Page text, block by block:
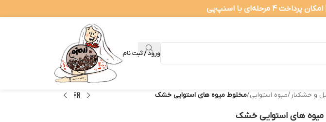
ورود / ثبت نام
و خشکبار/میوه استوایی/مخلوط میوه های استوایی خشک
میوه های استوایی خشک